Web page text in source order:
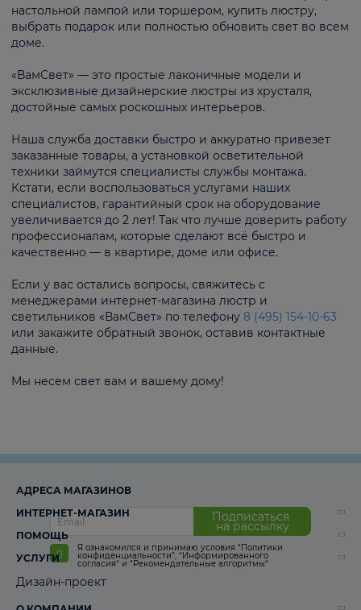
настольной лампой или торшером, купить люстру,
выбрать подарок или полностью обновить свет во всем
доме.
«ВамСвет» — это простые лаконичные модели и
эксклюзивные дизайнерские люстры из хрусталя,
достойные самых роскошных интерьеров.
Наша служба доставки быстро и аккуратно привезет
заказанные товары, а установкой осветительной
техники займутся специалисты службы монтажа.
Кстати, если воспользоваться услугами наших
специалистов, гарантийный срок на оборудование
увеличивается до 2 лет! Так что лучше доверить работу
профессионалам, которые сделают всё быстро и
качественно — в квартире, доме или офисе.
Если у вас остались вопросы, свяжитесь с
менеджерами интернет-магазина люстр и
светильников «ВамСвет» по телефону 8 (495) 154-10-63
или закажите обратный звонок, оставив контактные
данные.
Мы несем свет вам и вашему дому!
Подписаться
на рассылку
Я ознакомился и принимаю условия “Политики
конфиденциальности”, “Информированного
согласия“ и “Рекомендательные алгоритмы“
АДРЕСА МАГАЗИНОВ
ИНТЕРНЕТ-МАГАЗИН
ПОМОЩЬ
УСЛУГИ
Дизайн-проект